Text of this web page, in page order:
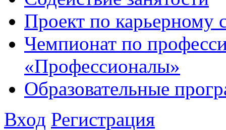
Проект по
Чемпионат по
«Профессионалы»
Образовательные
Вход Регистрация